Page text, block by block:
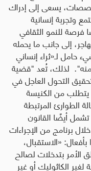
يسعى إلى إدراك
وتجربة إنسانية
فرصة للنمو الثقافي
إلى جانب ما يحمله
حامل لـ«ثراء إنساني
لذلك،تُعد"قضية
التحول العاجل في
من الكنيسة
الطوارئ المرتبطة
أيضًا القانون
برنامج من الإجراءات
«الاستقبال،
الأمر بتدخلات لصالح
الكاثوليك أو غير